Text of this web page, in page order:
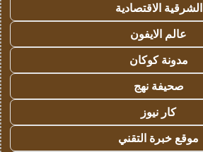
الشرقية الاقتصادية
عالم الايفون
مدونة كوكان
صحيفة نهج
كار نيوز
موقع خبرة التقني